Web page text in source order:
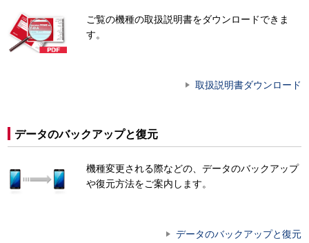
ご覧の機種の取扱説明書をダウンロードできま
す。
取扱説明書ダウンロード
データのバックアップと復元
機種変更される際などの、データのバックアップ
や復元方法をご案内します。
データのバックアップと復元